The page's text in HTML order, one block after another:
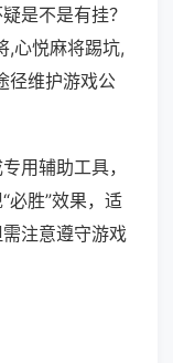
是不是有挂？
,心悦麻将踢坑,
径维护游戏公
用辅助工具，
必胜”效果，适
注意遵守游戏